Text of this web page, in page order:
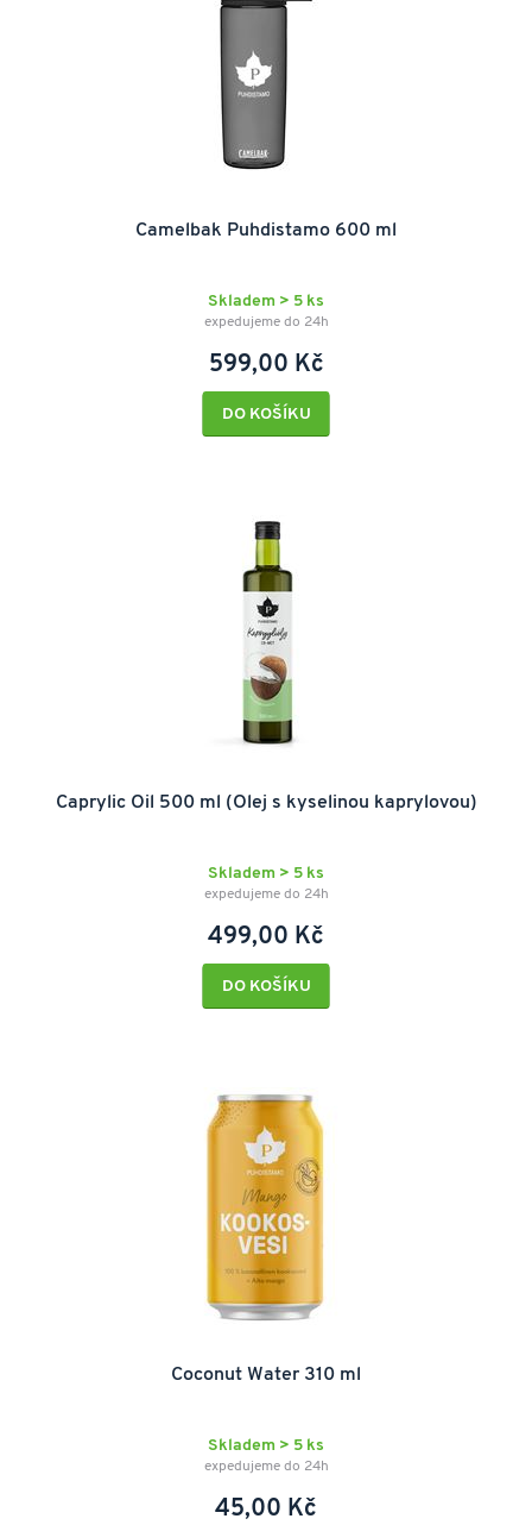
Camelbak Puhdistamo 600 ml
Skladem > 5 ks
expedujeme do 24h
599,00 Kč
DO KOŠÍKU
Caprylic Oil 500 ml (Olej s kyselinou kaprylovou)
Skladem > 5 ks
expedujeme do 24h
499,00 Kč
DO KOŠÍKU
Coconut Water 310 ml
Skladem > 5 ks
expedujeme do 24h
45,00 Kč